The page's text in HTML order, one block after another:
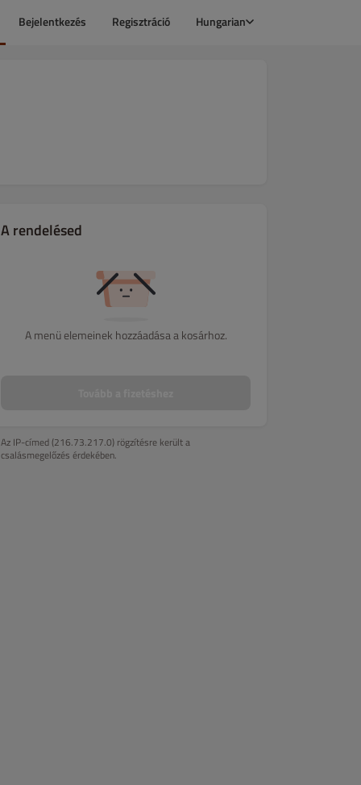
Bejelentkezés Regisztráció Hungarian
A rendelésed
A menü elemeinek hozzáadása a kosárhoz.
Az IP-címed (216.73.217.0) rögzítésre került a
csalásmegelőzés érdekében.